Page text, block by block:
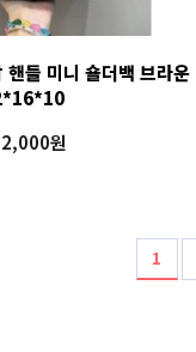
들 미니 숄더백 브라운
원
1